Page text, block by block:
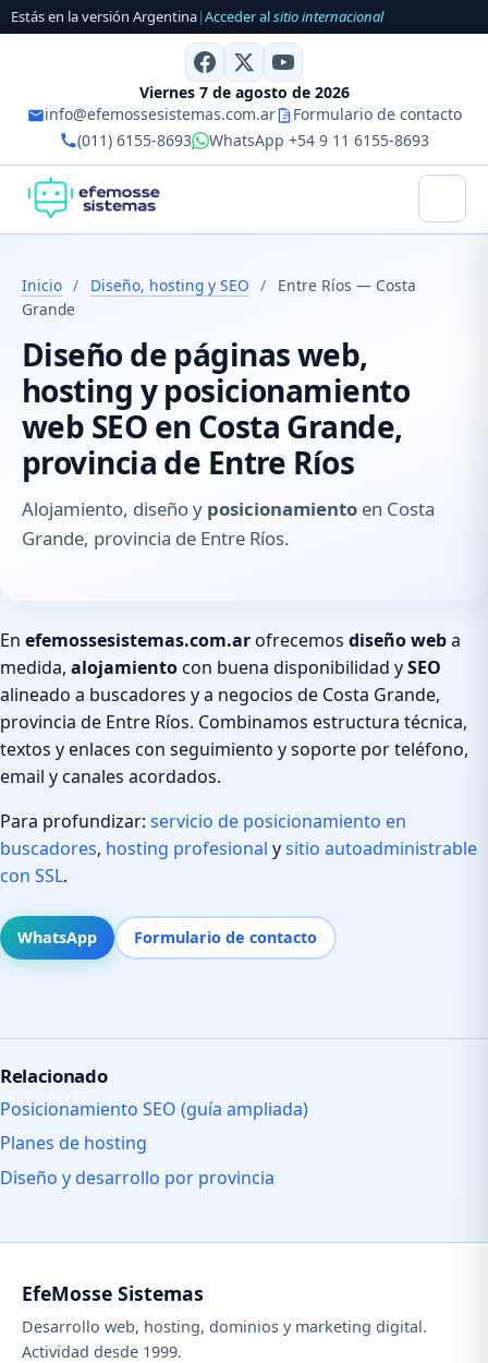
Estás en la versión Argentina|Acceder alsitio internacional
Viernes 7 de agosto de 2026
info@efemossesistemas.com.ar
Formulario de contacto
(011) 6155-8693
WhatsApp +54 9 11 6155-8693
Inicio / Diseño, hosting y SEO /
Entre Ríos — Costa
Grande
Diseño de páginas web,
hosting y posicionamiento
web SEO en Costa Grande,
provincia de Entre Ríos
Alojamiento, diseño y posicionamiento en Costa
Grande, provincia de Entre Ríos.
En efemossesistemas.com.arofrecemos diseño weba
medida, alojamientocon buena disponibilidad ySEO
alineado a buscadores y a negocios de Costa Grande,
provincia de Entre Ríos. Combinamos estructura técnica,
textos y enlaces con seguimiento y soporte por teléfono,
email y canales acordados.
Para profundizar: servicio de posicionamiento en
buscadores, hosting profesional ysitio autoadministrable
con SSL.
WhatsApp Formulario de contacto
Relacionado
Posicionamiento SEO (guía ampliada)
Planes de hosting
Diseño y desarrollo por provincia
EfeMosse Sistemas
Desarrollo web, hosting, dominios y marketing digital.
Actividad desde 1999.